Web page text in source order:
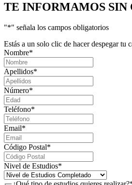
TE INFORMAMOS SIN
"*" señala los campos obligatorios
Estás a un solo clic de hacer despegar tu
Nombre*
Apellidos*
Número*
Teléfono*
Email*
Código Postal*
Nivel de Estudios*